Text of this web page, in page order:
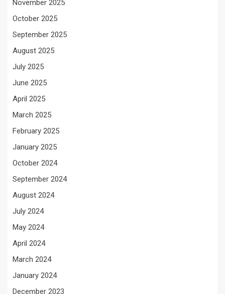
November 2025
October 2025
September 2025
August 2025
July 2025
June 2025
April 2025
March 2025
February 2025
January 2025
October 2024
September 2024
August 2024
July 2024
May 2024
April 2024
March 2024
January 2024
December 2023